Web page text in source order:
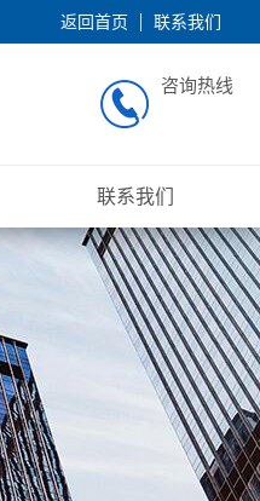
返回首页 联系我们
咨询热线
联系我们